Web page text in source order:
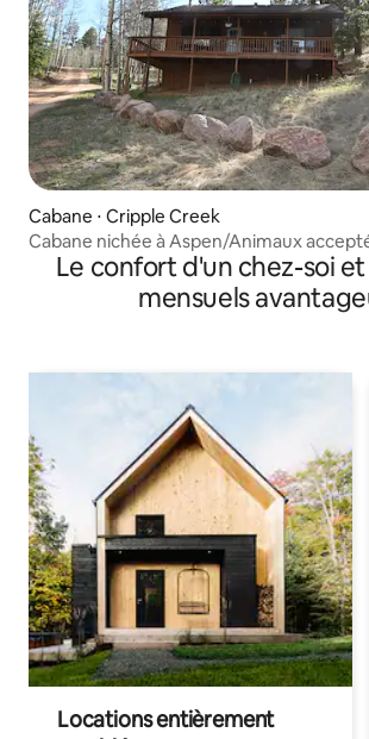
Cabane ⋅ Cripple Creek
Cabane nichée à Aspen/Animaux
Le confort d'un chez-soi
mensuels
Locations entièrement